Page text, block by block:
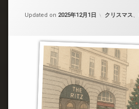
Updated on 2025年12月1日 カテゴリー:
クリスマス、